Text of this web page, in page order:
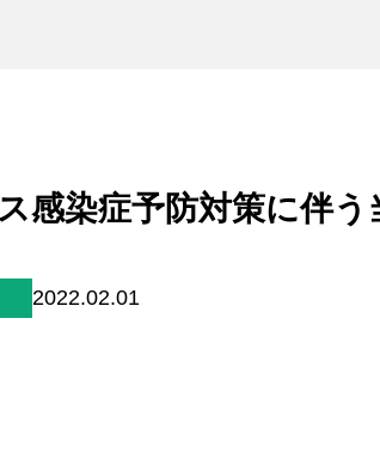
感染症予防対策に伴う
2022.02.01